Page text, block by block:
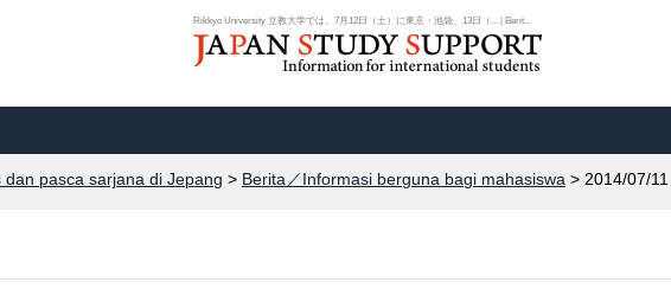
Rikkyo University 立教大学では、7月12日（土）に東京・池袋、13日（... | Berit...
pasca sarjana di Jepang > Berita／Informasi berguna bagi mahasiswa > 2014/07/11